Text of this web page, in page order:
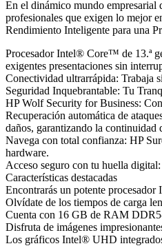
En el dinámico mundo empresarial
profesionales que exigen lo mejor
Rendimiento Inteligente para una
Procesador Intel® Core™ de 13.ª
exigentes presentaciones sin
Conectividad ultrarrápida: Trabaja
Seguridad Inquebrantable: Tu
HP Wolf Security for Business:
Recuperación automática de
daños, garantizando la continuidad
Navega con total confianza: HP
hardware.
Acceso seguro con tu huella
Características destacadas
Encontrarás un potente
Olvídate de los tiempos de carga
Cuenta con 16 GB de RAM
Disfruta de imágenes
Los gráficos Intel® UHD